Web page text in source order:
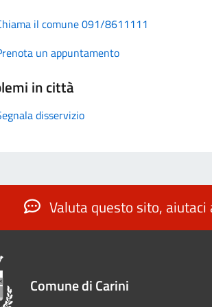
il comune 091/8611111
un appuntamento
in città
disservizio
Valuta questo sito,
Comune di Carini